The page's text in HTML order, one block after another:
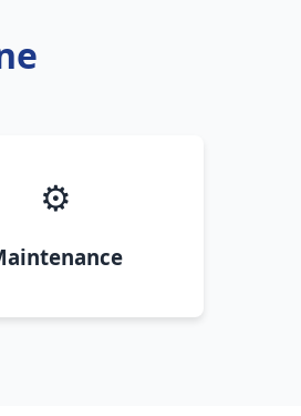
⚙️